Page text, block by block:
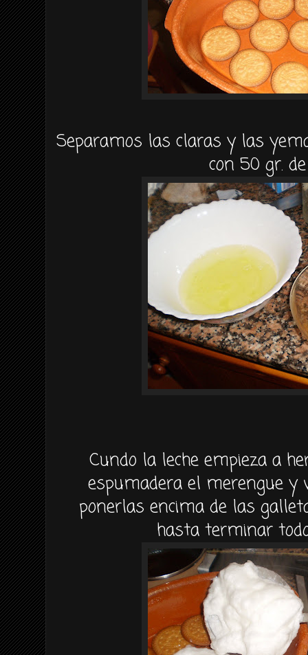
Separamos las claras y las
con 50 gr.
Cundo la leche empieza a
espumadera el merengue y
ponerlas encima de las
hasta terminar